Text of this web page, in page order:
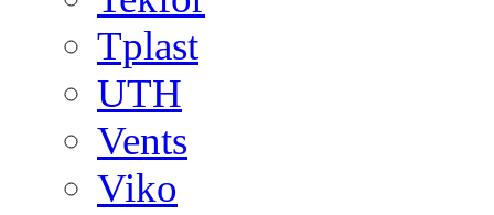
Tplast
UTH
Vents
Viko